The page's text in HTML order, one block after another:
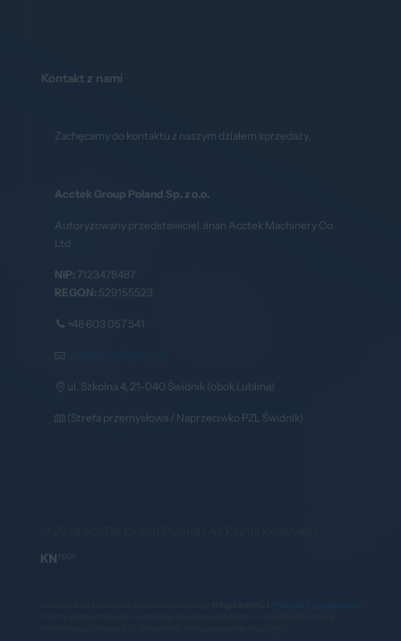
Kontakt z nami
Zachęcamy do kontaktu z naszym działem sprzedaży.
Acctek Group Poland Sp. z o.o.
Autoryzowany przedstawiciel Jinan Acctek Machinery Co.
Ltd
NIP: 7123478487
REGON: 529155523
+48 603 057 541
ul. Szkolna 4, 21-040 Świdnik (obok Lublina)
(Strefa przemysłowa / Naprzeciwko PZL Świdnik)